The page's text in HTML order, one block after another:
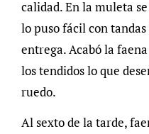
calidad. En la muleta
lo puso fácil con
entrega. Acabó la
los tendidos lo que
ruedo.
Al sexto de la tarde,